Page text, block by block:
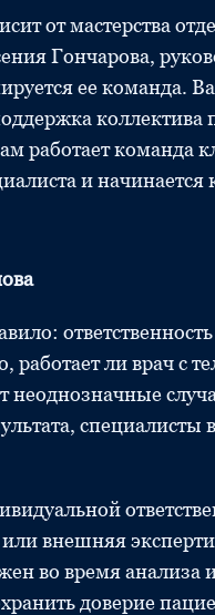
от мастерства
Гончарова,
ее команда.
работает команда
и
работает ли врач
специалисты
внешняя
во время анализа
доверие